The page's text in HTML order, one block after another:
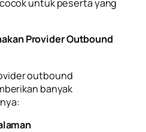
untuk peserta yang
Provider Outbound
outbound
banyak